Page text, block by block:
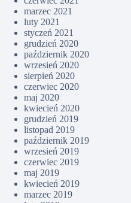
marzec 2021
luty 2021
styczeń 2021
grudzień 2020
październik 2020
wrzesień 2020
sierpień 2020
czerwiec 2020
maj 2020
kwiecień 2020
grudzień 2019
listopad 2019
październik 2019
wrzesień 2019
czerwiec 2019
maj 2019
kwiecień 2019
marzec 2019